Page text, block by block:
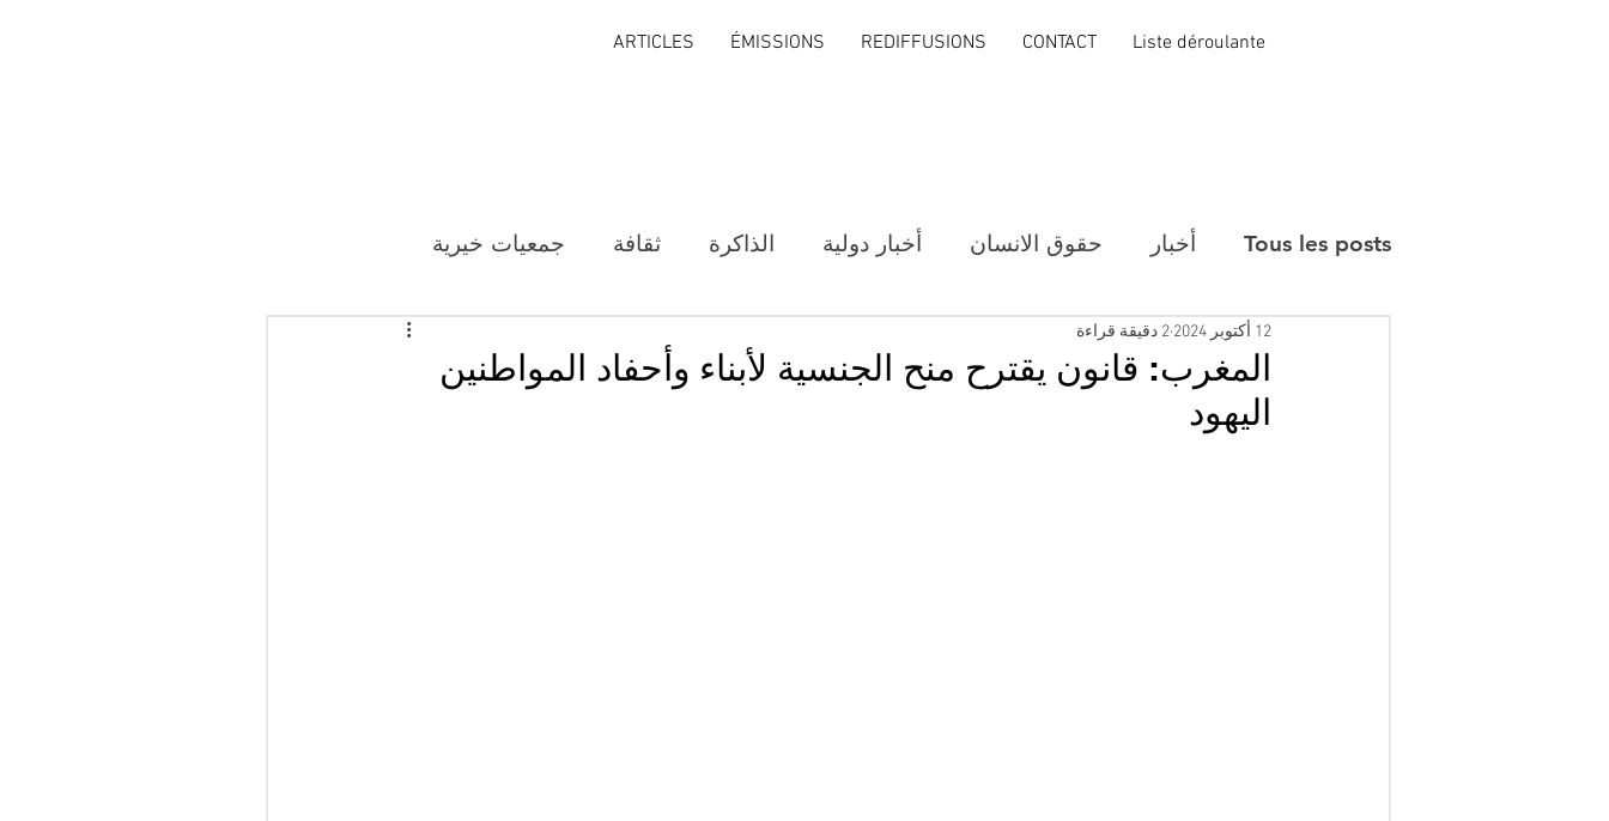
ARTICLES ÉMISSIONS REDIFFUSIONS CONTACT Liste déroulante
Tous les posts أخبار حقوق الانسان أخبار دولية الذاكرة ثقافة جمعيات خيرية
المغرب: قانون يقترح منح الجنسية لأبناء وأحفاد المواطنين
اليهود
12 أكتوبر 2024 2 دقيقة قراءة